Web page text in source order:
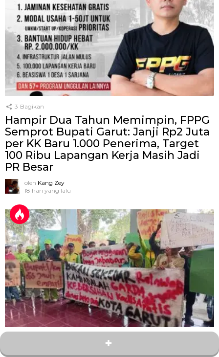
3 Bagikan
Hampir Dua Tahun Memimpin, FPPG
Semprot Bupati Garut: Janji Rp2 Juta
per KK Baru 1.000 Penerima, Target
100 Ribu Lapangan Kerja Masih Jadi
PR Besar
oleh Kang Zey
18 hari yang lalu
Turunkan Kadis LH atau Ganti Bupati,